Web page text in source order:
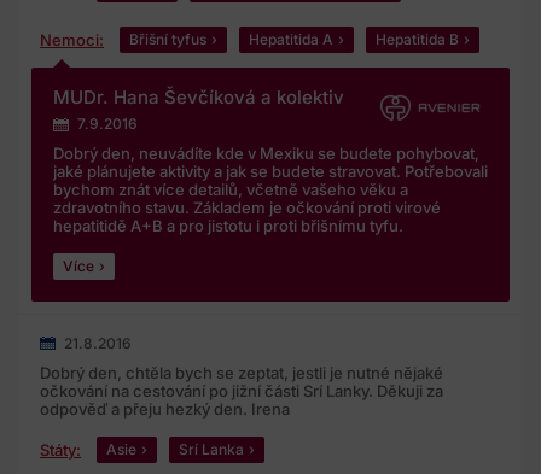
Nemoci: Břišní tyfus Hepatitida A Hepatitida B
MUDr. Hana Ševčíková a kolektiv
7.9.2016
Dobrý den, neuvádíte kde v Mexiku se budete pohybovat,
jaké plánujete aktivity a jak se budete stravovat. Potřebovali
bychom znát více detailů, včetně vašeho věku a
zdravotního stavu. Základem je očkování proti virové
hepatitidě A+B a pro jistotu i proti břišnímu tyfu.
Více
21.8.2016
Dobrý den, chtěla bych se zeptat, jestli je nutné nějaké
očkování na cestování po jižní části Srí Lanky. Děkuji za
odpověď a přeju hezký den. Irena
Státy: Asie Srí Lanka